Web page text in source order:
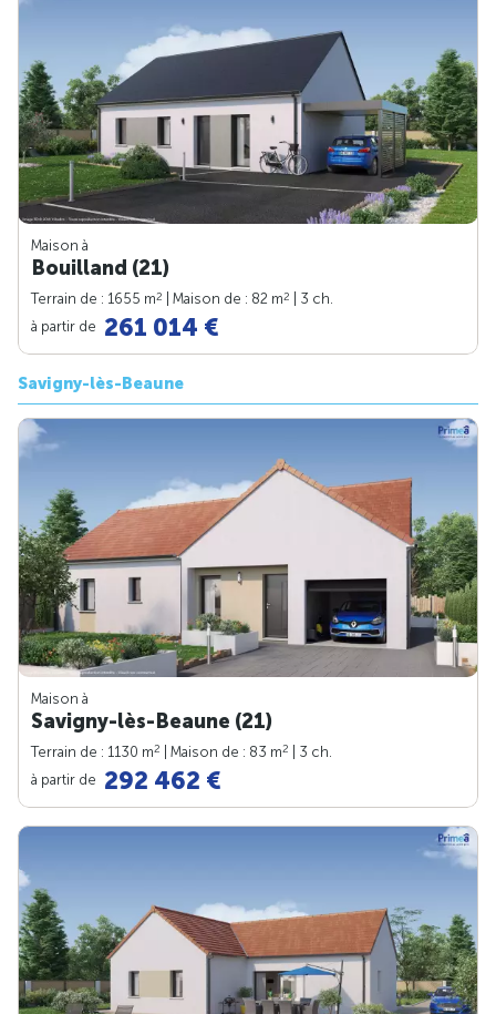
Maison à
Bouilland (21)
Terrain de : 1655 m2 | Maison de : 82 m2
| 3 ch.
à partir de 261 014 €
Savigny-lès-Beaune
Maison à
Savigny-lès-Beaune (21)
Terrain de : 1130 m2 | Maison de : 83 m2
| 3 ch.
à partir de 292 462 €